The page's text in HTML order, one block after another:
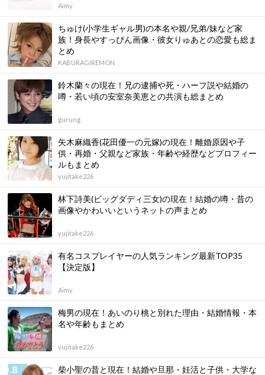
Aimy
ちゅけ(小学生ギャル男)の本名や親/兄弟/妹など家
族！身長やすっぴん画像・彼女りゅあとの恋愛も総ま
とめ
KABURAGIREMON
鈴木蘭々の現在！兄の逮捕や死・ハーフ説や結婚の
噂・若い頃の安室奈美恵との共演も総まとめ
gurung
矢木麻織香(花田優一の元嫁)の現在！離婚原因や子
供・再婚・父親など家族・年齢や経歴などプロフィー
ルもまとめ
yujitake226
林下詩美(ビッグダディ三女)の現在！結婚の噂・昔の
画像やかわいいというネットの声まとめ
yujitake226
有名コスプレイヤーの人気ランキング最新TOP35
【決定版】
Aimy
梅男の現在！あいのり桃と別れた理由・結婚情報・本
名や年齢もまとめ
yujitake226
柴小聖の昔と現在！結婚や旦那・妊活と子供・大学な